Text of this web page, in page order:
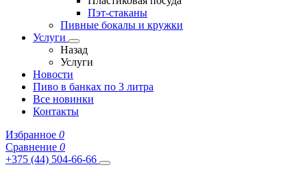
Пэт-стаканы
Пивные бокалы и кружки
Услуги
Назад
Услуги
Новости
Пиво в банках по 3 литра
Все новинки
Контакты
Избранное 0
Сравнение 0
+375 (44) 504-66-66